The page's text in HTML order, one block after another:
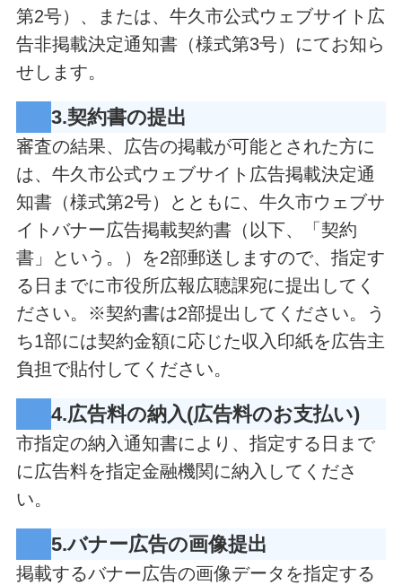
第2号）、または、牛久市公式ウェブサイト広
告非掲載決定通知書（様式第3号）にてお知ら
せします。
3.契約書の提出
審査の結果、広告の掲載が可能とされた方に
は、牛久市公式ウェブサイト広告掲載決定通
知書（様式第2号）とともに、牛久市ウェブサ
イトバナー広告掲載契約書（以下、「契約
書」という。）を2部郵送しますので、指定す
る日までに市役所広報広聴課宛に提出してく
ださい。※契約書は2部提出してください。う
ち1部には契約金額に応じた収入印紙を広告主
負担で貼付してください。
4.広告料の納入(広告料のお支払い)
市指定の納入通知書により、指定する日まで
に広告料を指定金融機関に納入してくださ
い。
5.バナー広告の画像提出
掲載するバナー広告の画像データを指定する